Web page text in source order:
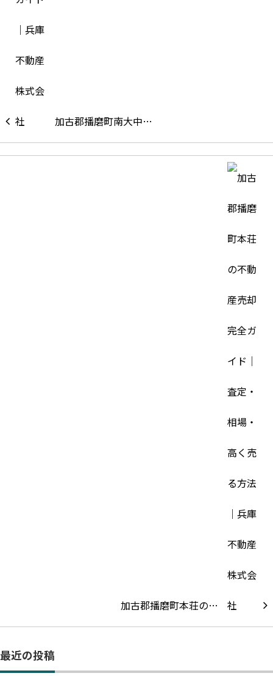
加古郡播磨町南大中…
加古郡播磨町本荘の…
最近の投稿